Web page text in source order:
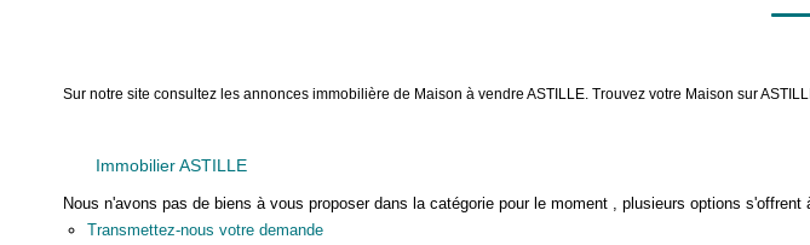
Sur notre site consultez les annonces immobilière de Maison à vendre ASTILLE. Trouvez votre Maison sur
Immobilier ASTILLE
Nous n'avons pas de biens à vous proposer dans la catégorie pour le moment , plusieurs options s'offrent
Transmettez-nous votre demande